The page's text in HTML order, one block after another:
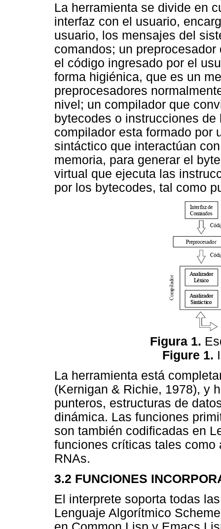
La herramienta se divide en
interfaz con el usuario,
usuario, los mensajes del
comandos; un
el código ingresado por el
forma higiénica, que es un
preprocesadores
nivel; un compilador que
bytecodes o instrucciones
compilador esta formado por
sintáctico que interactúan
memoria, para generar el
virtual que ejecuta las
por los bytecodes, tal como
Figura 1.
Figure 1.
La herramienta está
(Kernigan & Richie, 1978), y
punteros, estructuras de
dinámica. Las funciones
son también codificadas en
funciones críticas tales como
RNAs.
3.2 FUNCIONES
El interprete soporta todas
Lenguaje Algorítmico